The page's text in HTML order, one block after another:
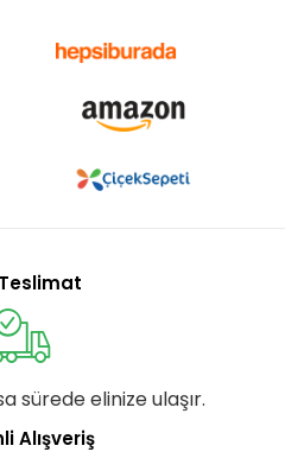
Teslimat
sürede elinize ulaşır.
Alışveriş